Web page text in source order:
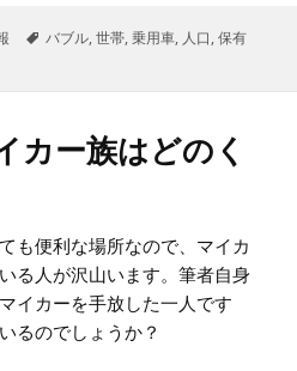
タ
バブル,世帯,乗用車, 人口,保有
カー族はどのく
も便利な場所なので、マイカ
る人が沢山います。筆者自身
イカーを手放した一人です
るのでしょうか？